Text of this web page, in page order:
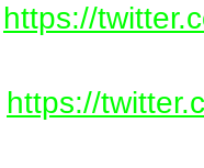
https://
https://